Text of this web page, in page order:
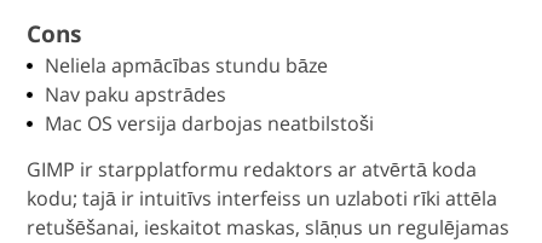
Cons
Neliela apmācības stundu bāze
Nav paku apstrādes
Mac OS versija darbojas neatbilstoši
GIMP ir starpplatformu redaktors ar atvērtā koda
kodu; tajā ir intuitīvs interfeiss un uzlaboti rīki attēla
retušēšanai, ieskaitot maskas, slāņus un regulējamas